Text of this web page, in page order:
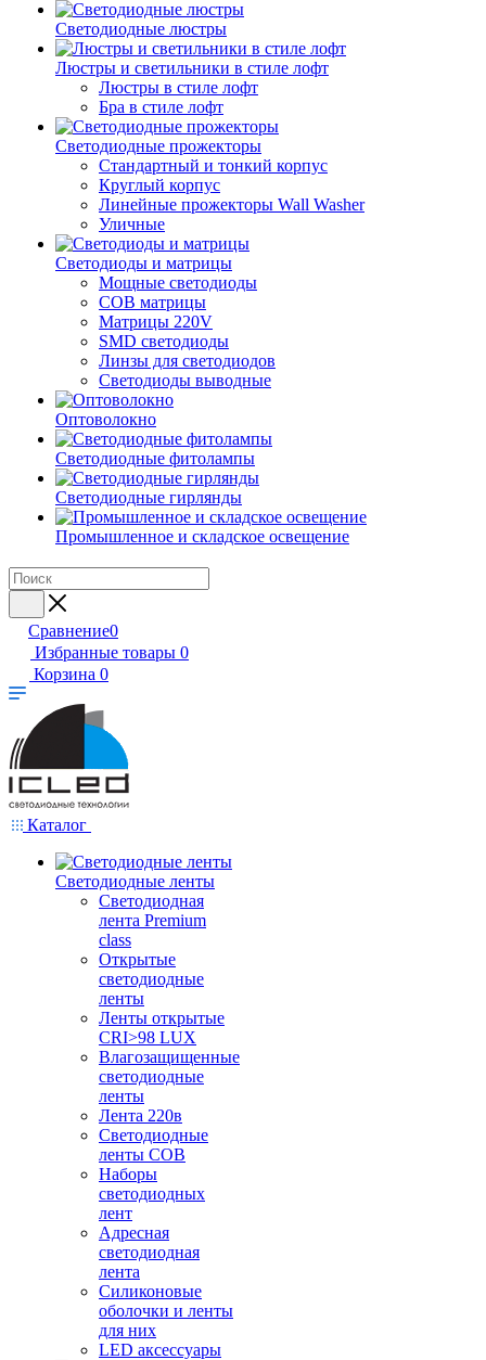
Светодиодные люстры
Люстры и светильники в стиле лофт
Люстры в стиле лофт
Бра в стиле лофт
Светодиодные прожекторы
Стандартный и тонкий корпус
Круглый корпус
Линейные прожекторы Wall Washer
Уличные
Светодиоды и матрицы
Мощные светодиоды
COB матрицы
Матрицы 220V
SMD светодиоды
Линзы для светодиодов
Светодиоды выводные
Оптоволокно
Светодиодные фитолампы
Светодиодные гирлянды
Промышленное и складское освещение
Сравнение0
Избранные товары 0
Корзина 0
Каталог
Светодиодные ленты
Светодиодная
лента Premium
class
Открытые
светодиодные
ленты
Ленты открытые
CRI>98 LUX
Влагозащищенные
светодиодные
ленты
Лента 220в
Светодиодные
ленты COB
Наборы
светодиодных
лент
Адресная
светодиодная
лента
Силиконовые
оболочки и ленты
для них
LED аксессуары